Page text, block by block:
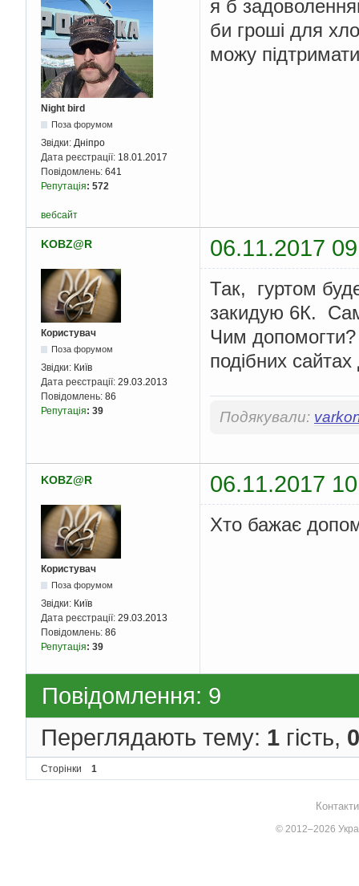
Night bird
Поза форумом
Звідки: Дніпро
Дата реєстрації: 18.01.2017
Повідомлень: 641
Репутація: 572
я б
би гроші для
можу
вебсайт
KOBZ@R 06.11.2017
Користувач
Поза форумом
Звідки: Київ
Дата реєстрації: 29.03.2013
Повідомлень: 86
Репутація: 39
Так, гуртом
закидую 6К.
Чим
подібних сайтах
Подякували:
KOBZ@R 06.11.2017
Користувач
Поза форумом
Звідки: Київ
Дата реєстрації: 29.03.2013
Повідомлень: 86
Репутація: 39
Хто бажає
Повідомлення: 9
Переглядають тему: 1 гість, 0
Сторінки 1
© 2012–2026